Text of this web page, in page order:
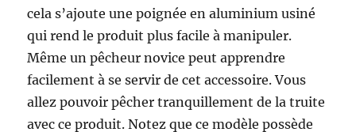
cela s’ajoute une poignée en aluminium usiné
qui rend le produit plus facile à manipuler.
Même un pêcheur novice peut apprendre
facilement à se servir de cet accessoire. Vous
allez pouvoir pêcher tranquillement de la truite
avec ce produit. Notez que ce modèle possède